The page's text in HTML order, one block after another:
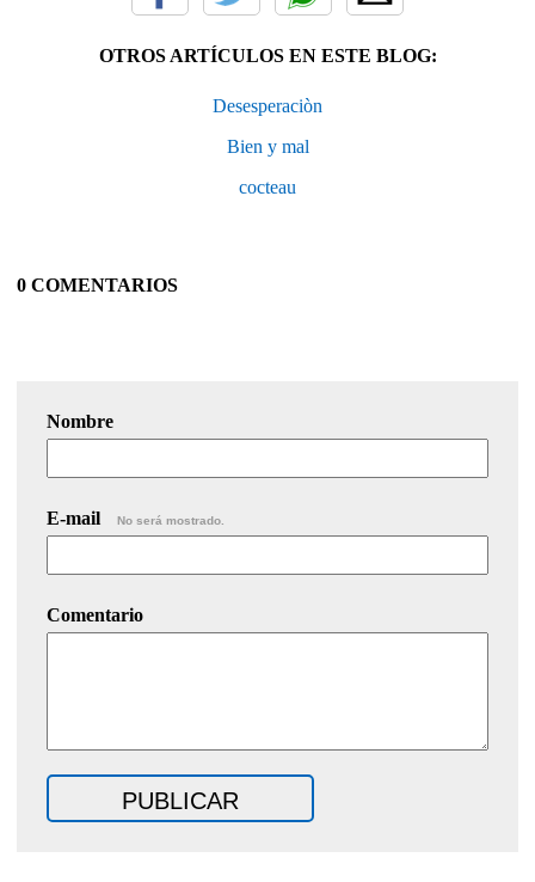
OTROS ARTÍCULOS EN ESTE BLOG:
Desesperaciòn
Bien y mal
cocteau
0 COMENTARIOS
Nombre
E-mail No será mostrado.
Comentario